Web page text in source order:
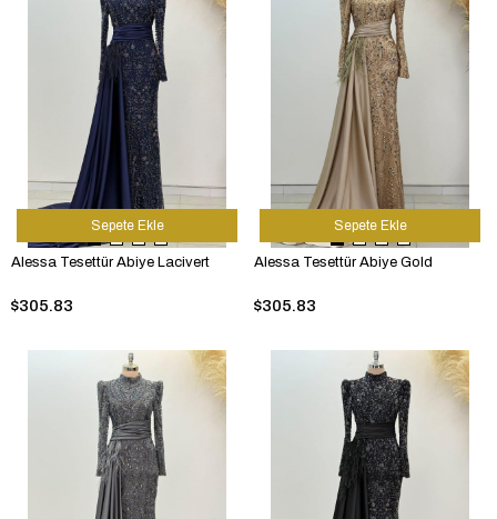
Alessa Tesettür Abiye Lacivert
$305.83
Sepete Ekle
Alessa Tesettür Abiye Gold
$305.83
Sepete Ekle